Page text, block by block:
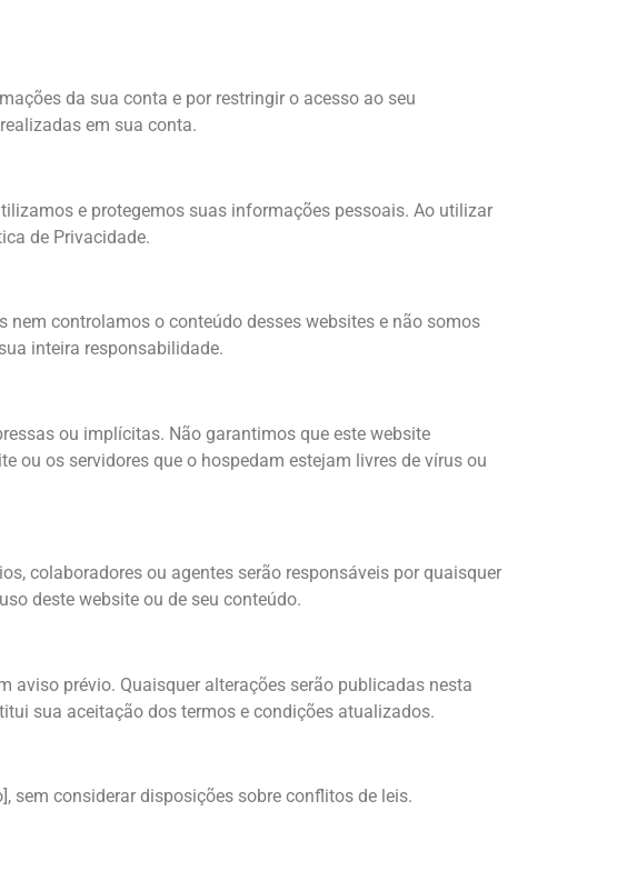
da sua conta e por restringir o acesso ao seu
em sua conta.
e protegemos suas informações pessoais. Ao utilizar
de Privacidade.
nem controlamos o conteúdo desses websites e não somos
inteira responsabilidade.
ou implícitas. Não garantimos que este website
ou os servidores que o hospedam estejam livres de vírus ou
colaboradores ou agentes serão responsáveis por quaisquer
deste website ou de seu conteúdo.
aviso prévio. Quaisquer alterações serão publicadas nesta
sua aceitação dos termos e condições atualizados.
sem considerar disposições sobre conflitos de leis.